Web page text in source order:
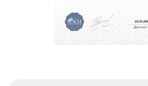
репутацию. Мы постоянно
стараемся каждый день делать